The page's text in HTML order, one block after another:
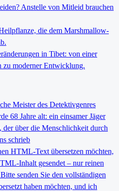
Anstelle von Mitleid brauchen
die dem Marshmallow-
in Tibet: von einer
zu moderner Entwicklung.
Meister des Detektivgenres
68 Jahre alt: ein einsamer Jäger
der über die Menschlichkeit durch
schrieb
HTML-Text übersetzen möchten,
Inhalt gesendet – nur reinen
senden Sie den vollständigen
haben möchten, und ich